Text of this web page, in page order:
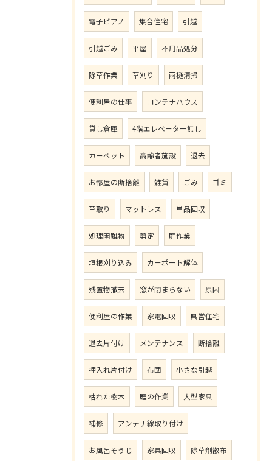
電子ピアノ 集合住宅 引越
引越ごみ 平屋 不用品処分
除草作業 草刈り 雨樋清掃
便利屋の仕事 コンテナハウス
貸し倉庫 4階エレベーター無し
カーペット 高齢者施設 退去
お部屋の断捨離 雑貨 ごみ ゴミ
草取り マットレス 単品回収
処理困難物 剪定 庭作業
垣根刈り込み カーポート解体
残置物撤去 窓が閉まらない 原因
便利屋の作業 家電回収 県営住宅
退去片付け メンテナンス 断捨離
押入れ片付け 布団 小さな引越
枯れた樹木 庭の作業 大型家具
補修 アンテナ線取り付け
お風呂そうじ 家具回収 除草剤散布